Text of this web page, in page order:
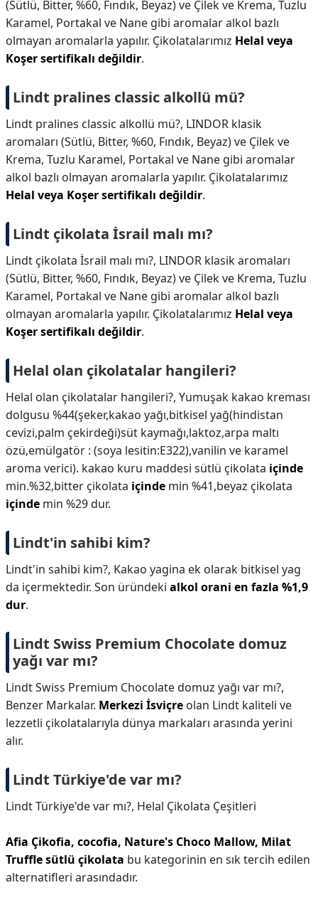
(Sütlü, Bitter, %60, Fındık, Beyaz) ve Çilek ve Krema, Tuzlu
Karamel, Portakal ve Nane gibi aromalar alkol bazlı
olmayan aromalarla yapılır. Çikolatalarımız Helal veya
Koşer sertifikalı değildir.
Lindt pralines classic alkollü mü?
Lindt pralines classic alkollü mü?, LINDOR klasik
aromaları (Sütlü, Bitter, %60, Fındık, Beyaz) ve Çilek ve
Krema, Tuzlu Karamel, Portakal ve Nane gibi aromalar
alkol bazlı olmayan aromalarla yapılır. Çikolatalarımız
Helal veya Koşer sertifikalı değildir.
Lindt çikolata İsrail malı mı?
Lindt çikolata İsrail malı mı?, LINDOR klasik aromaları
(Sütlü, Bitter, %60, Fındık, Beyaz) ve Çilek ve Krema, Tuzlu
Karamel, Portakal ve Nane gibi aromalar alkol bazlı
olmayan aromalarla yapılır. Çikolatalarımız Helal veya
Koşer sertifikalı değildir.
Helal olan çikolatalar hangileri?
Helal olan çikolatalar hangileri?, Yumuşak kakao kreması
dolgusu %44(şeker,kakao yağı,bitkisel yağ(hindistan
cevizi,palm çekirdeği)süt kaymağı,laktoz,arpa maltı
özü,emülgatör : (soya lesitin:E322),vanilin ve karamel
aroma verici). kakao kuru maddesi sütlü çikolata içinde
min.%32,bitter çikolata içinde min %41,beyaz çikolata
içinde min %29 dur.
Lindt'in sahibi kim?
Lindt'in sahibi kim?, Kakao yagina ek olarak bitkisel yag
da içermektedir. Son üründeki alkol orani en fazla %1,9
dur.
Lindt Swiss Premium Chocolate domuz
yağı var mı?
Lindt Swiss Premium Chocolate domuz yağı var mı?,
Benzer Markalar. Merkezi İsviçre olan Lindt kaliteli ve
lezzetli çikolatalarıyla dünya markaları arasında yerini
alır.
Lindt Türkiye'de var mı?
Lindt Türkiye'de var mı?, Helal Çikolata Çeşitleri
Afia Çikofia, cocofia, Nature's Choco Mallow, Milat
Truffle sütlü çikolata bu kategorinin en sık tercih edilen
alternatifleri arasındadır.